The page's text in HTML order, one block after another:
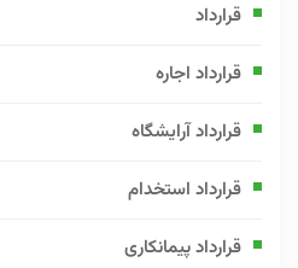
قرارداد
قرارداد اجاره
قرارداد آرایشگاه
قرارداد استخدام
قرارداد پیمانکاری